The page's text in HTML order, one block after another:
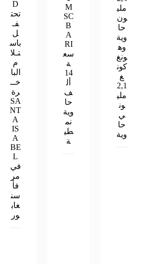
ملي
ون
حا
وية
وه
ونغ
كون
غ
2,1
ملي
ون
ي
حا
وية
M
SC
B
A
RI
سع
ة
14
أل
ف
حا
وية
نم
طي
ة
D
تحت
فـ
ل
باس
تـلا
م
البا
خــ
رة
SA
NT
A
IS
A
BE
L
في
مر
فأ
سن
غاب
ور